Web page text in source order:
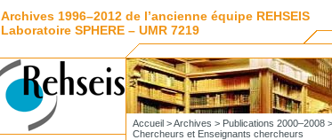
Archives 1996–2012 de l’ancienne équipe REHSEIS
Laboratoire SPHERE – UMR 7219
Accueil>Archives > Publications 2000–2008>
Chercheurs et Enseignants chercheurs